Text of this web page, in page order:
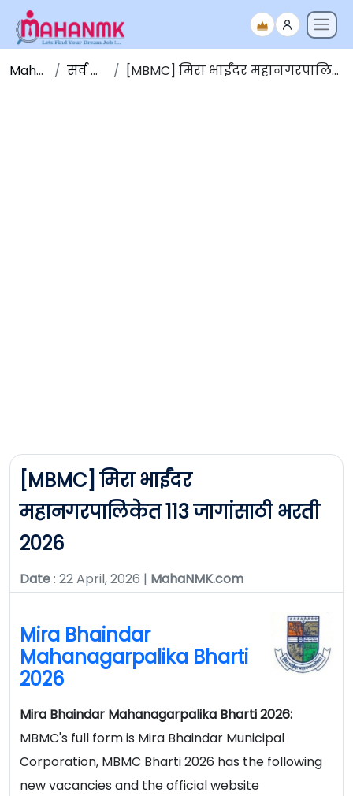
Maha NMK सर्व जाहिराती [MBMC] मिरा भाईंदर महानगरपालिकेत 113 जागांसाठी भरती 2026
[MBMC] मिरा भाईंदर
महानगरपालिकेत 113 जागांसाठी भरती
2026
Date: 22 April, 2026 | MahaNMK.com
Mira Bhaindar
Mahanagarpalika Bharti
2026
Mira Bhaindar Mahanagarpalika Bharti 2026:
MBMC's full form is Mira Bhaindar Municipal
Corporation, MBMC Bharti 2026 has the following
new vacancies and the official website